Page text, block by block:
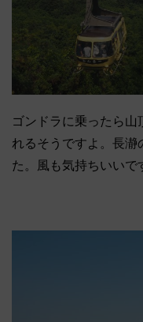
ゴンドラに乗ったら
れるそうですよ。長瀞
た。風も気持ちいいで